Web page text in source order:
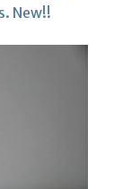
New!!